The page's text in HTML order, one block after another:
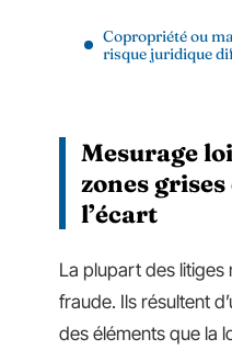
Copropriété ou
risque juridique
Mesurage
zones
l’écart
La plupart des litiges
fraude. Ils résultent
des éléments que la